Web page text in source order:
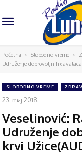
Početna Slobodno vreme
Udruženje dobrovoljnih
SLOBODNO VREME
23. maj 2018.
Veselinović:
Udruženje
krvi